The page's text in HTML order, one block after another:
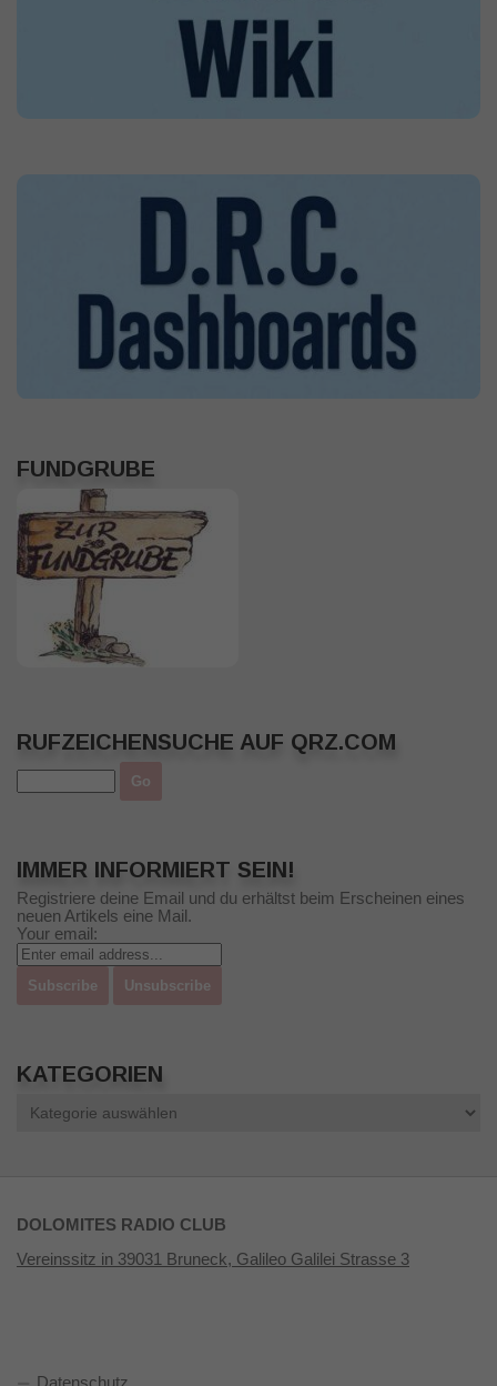
FUNDGRUBE
RUFZEICHENSUCHE AUF QRZ.COM
IMMER INFORMIERT SEIN!
Registriere deine Email und du erhältst beim Erscheinen eines
neuen Artikels eine Mail.
Your email:
KATEGORIEN
DOLOMITES RADIO CLUB
Vereinssitz in 39031 Bruneck, Galileo Galilei Strasse 3
Datenschutz